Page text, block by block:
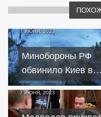
7 ИЮНЯ, 2023
Минобороны РФ
обвинило Киев в
подрыве
аммиакопровода
под Харьковом
7 ИЮНЯ, 2023